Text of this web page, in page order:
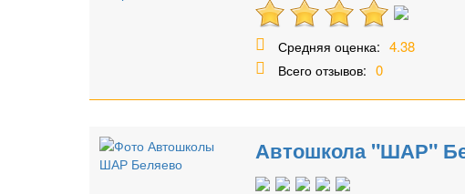
Средняя оценка: 4.38
Всего отзывов: 0
Автошкола "ШАР"